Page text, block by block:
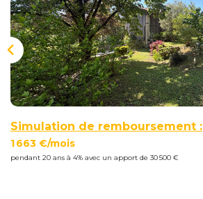
Simulation de remboursement :
1 663 €/mois
pendant 20 ans à 4% avec un apport de 30 500 €